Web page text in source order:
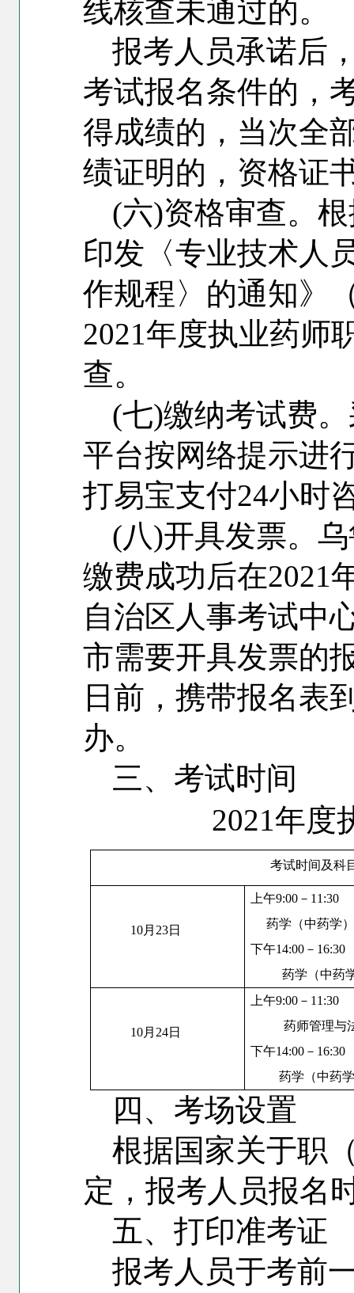
线核查未通过的。
报考人员承诺后
考试报名条件的，
得成绩的，当次全
绩证明的，资格证
(六)资格审查。
印发〈专业技术人
作规程〉的通知》
2021年度执业药师
查。
(七)缴纳考试费
平台按网络提示进
打易宝支付24小时
(八)开具发票。
缴费成功后在2021
自治区人事考试中
市需要开具发票的
日前，携带报名表
办。
三、考试时间
2021年度
考试时间及科
10月23日
上午9:00－11:30
药学（中药学
下午14:00－16:30
药学（中药
10月24日
上午9:00－11:30
药师管理与
下午14:00－16:30
药学（中药
四、考场设置
根据国家关于职
定，报考人员报名
五、打印准考证
报考人员于考前